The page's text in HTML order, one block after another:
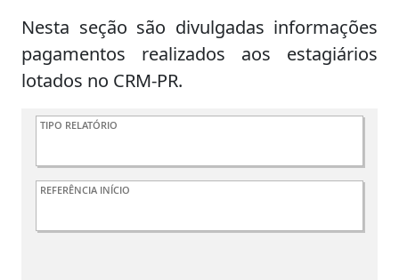
Nesta seção são divulgadas informações
pagamentos realizados aos estagiários
lotados no CRM-PR.